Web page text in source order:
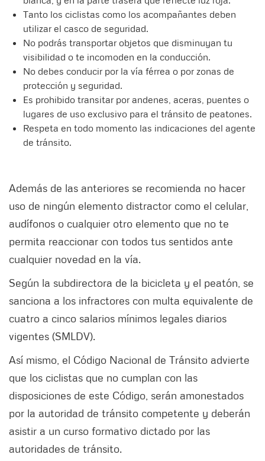
Tanto los ciclistas como los acompañantes deben
utilizar el casco de seguridad.
No podrás transportar objetos que disminuyan tu
visibilidad o te incomoden en la conducción.
No debes conducir por la vía férrea o por zonas de
protección y seguridad.
Es prohibido transitar por andenes, aceras, puentes o
lugares de uso exclusivo para el tránsito de peatones.
Respeta en todo momento las indicaciones del agente
de tránsito.
Además de las anteriores se recomienda no hacer
uso de ningún elemento distractor como el celular,
audífonos o cualquier otro elemento que no te
permita reaccionar con todos tus sentidos ante
cualquier novedad en la vía.
Según la subdirectora de la bicicleta y el peatón, se
sanciona a los infractores con multa equivalente de
cuatro a cinco salarios mínimos legales diarios
vigentes (SMLDV).
Así mismo, el Código Nacional de Tránsito advierte
que los ciclistas que no cumplan con las
disposiciones de este Código, serán amonestados
por la autoridad de tránsito competente y deberán
asistir a un curso formativo dictado por las
autoridades de tránsito.